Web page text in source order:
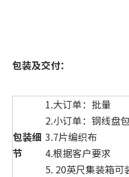
包装及交付：
包装细
节
1.大订单：批量
2.小​​订单：钢线盘
3.7片编织布
4.根据客户要求
5. 20英尺集装箱